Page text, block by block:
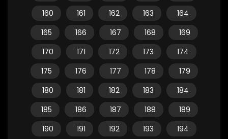
160
161 162 163
164
165
166 167 168
169
170
171 172 173
174
175
176 177 178
179
180
181 182 183
184
185
186 187 188
189
190
191 192 193
194